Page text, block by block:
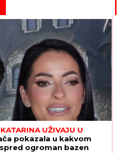
UŽIVAJU U
pokazala u kakvom
ogroman bazen